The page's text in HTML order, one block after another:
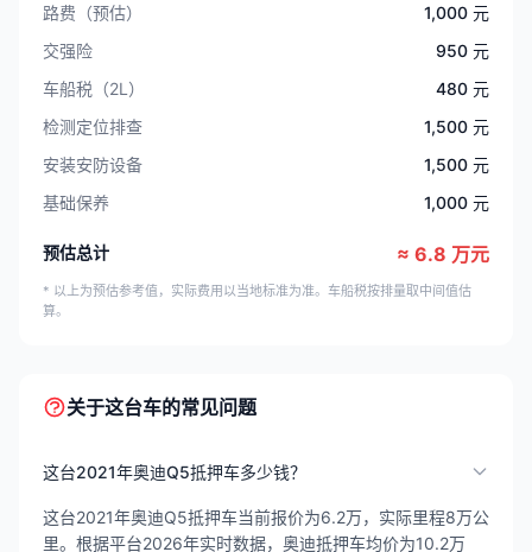
路费（预估）
1,000 元
交强险
950 元
车船税（2L）
480 元
检测定位排查
1,500 元
安装安防设备
1,500 元
基础保养
1,000 元
预估总计 ≈ 6.8 万元
* 以上为预估参考值，实际费用以当地标准为准。车船税按排量取中间值估
算。
关于这台车的常见问题
这台2021年奥迪Q5抵押车多少钱？
这台2021年奥迪Q5抵押车当前报价为6.2万，实际里程8万公
里。根据平台2026年实时数据，奥迪抵押车均价为10.2万